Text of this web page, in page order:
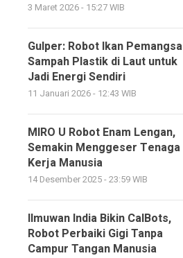
3 Maret 2026 - 15:27 WIB
Gulper: Robot Ikan Pemangsa
Sampah Plastik di Laut untuk
Jadi Energi Sendiri
11 Januari 2026 - 12:43 WIB
MIRO U Robot Enam Lengan,
Semakin Menggeser Tenaga
Kerja Manusia
14 Desember 2025 - 23:59 WIB
Ilmuwan India Bikin CalBots,
Robot Perbaiki Gigi Tanpa
Campur Tangan Manusia